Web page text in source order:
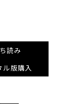
読み
ル版購入